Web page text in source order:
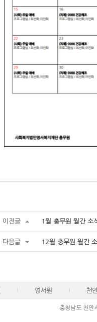
이전글 1월 충무원 월간 소
다음글 12월 충무원 월간
영서원 천
충청남도 천